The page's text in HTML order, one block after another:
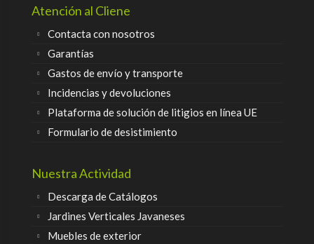
Atención al Cliene
Contacta con nosotros
Garantías
Gastos de envío y transporte
Incidencias y devoluciones
Plataforma de solución de litigios en línea UE
Formulario de desistimiento
Nuestra Actividad
Descarga de Catálogos
Jardines Verticales Javaneses
Muebles de exterior